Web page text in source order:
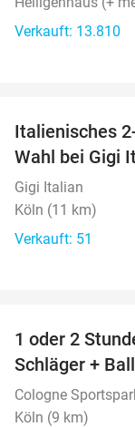
Verkauft: 13.810
Italienisches
Wahl bei Gigi
Gigi Italian
Köln (11 km)
Verkauft: 51
1 oder 2
Schläger +
Cologne
Köln (9 km)